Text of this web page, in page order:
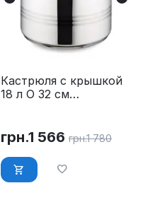
Кастрюля с крышкой
18 л O 32 см
грн.1 566 грн.1 780